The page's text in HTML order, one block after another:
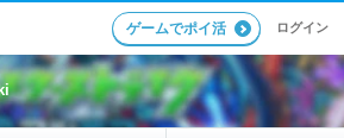
ゲームでポイ活 ログイン